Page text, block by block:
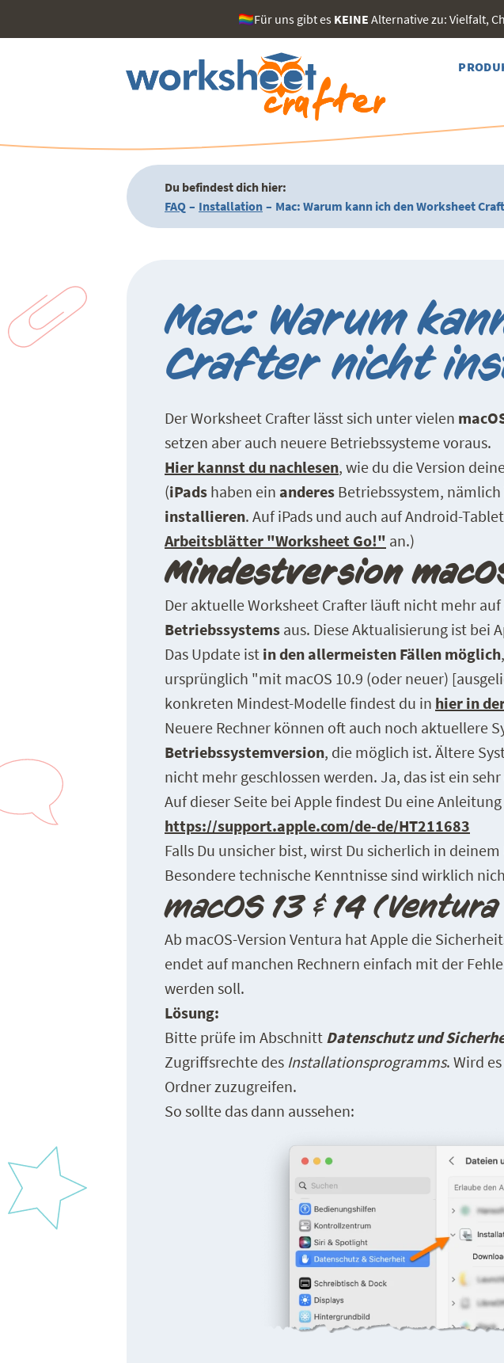
🏳️‍🌈Für uns gibt es KEINE Alternative zu: Vielfalt,
Du befindest dich hier:
FAQ – Installation – Mac: Warum kann ich den Worksheet
Mac: Warum
Crafter nicht
Der Worksheet Crafter lässt sich unter vielen
setzen aber auch neuere Betriebssysteme voraus.
Hier kannst du nachlesen, wie du die Version
(iPads haben ein anderes Betriebssystem, nämlich
installieren. Auf iPads und auch auf Android-
Arbeitsblätter "Worksheet Go!" an.)
Mindestversion
Der aktuelle Worksheet Crafter läuft nicht mehr
Betriebssystems aus. Diese Aktualisierung ist bei
Das Update ist in den allermeisten Fällen möglich
ursprünglich "mit macOS 10.9 (oder neuer)
konkreten Mindest-Modelle findest du in hier in
Neuere Rechner können oft auch noch aktuellere
Betriebssystemversion, die möglich ist. Ältere
nicht mehr geschlossen werden. Ja, das ist ein
Auf dieser Seite bei Apple findest Du eine
https://support.apple.com/de-de/HT211683
Falls Du unsicher bist, wirst Du sicherlich in
Besondere technische Kenntnisse sind wirklich
macOS 13 & 14
Ab macOS-Version Ventura hat Apple die
endet auf manchen Rechnern einfach mit der
werden soll.
Lösung:
Bitte prüfe im Abschnitt Datenschutz und
Zugriffsrechte des Installationsprogramms. Wird
Ordner zuzugreifen.
So sollte das dann aussehen: